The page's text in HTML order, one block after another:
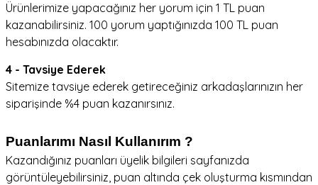
Ürünlerimize yapacağınız her yorum için 1 TL puan
kazanabilirsiniz. 100 yorum yaptığınızda 100 TL puan
hesabınızda olacaktır.
4 - Tavsiye Ederek
Sitemize tavsiye ederek getireceğiniz arkadaşlarınızın her
siparişinde %4 puan kazanırsınız.
Puanlarımı Nasıl Kullanırım ?
Kazandığınız puanları üyelik bilgileri sayfanızda
görüntüleyebilirsiniz, puan altında çek oluşturma kısmından